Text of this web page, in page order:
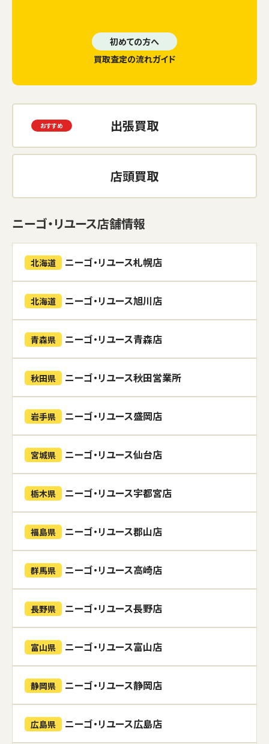
初めての方へ
買取査定の流れガイド
出張買取
店頭買取
ニーゴ・リユース店舗情報
北海道 ニーゴ・リユース札幌店
北海道 ニーゴ・リユース旭川店
青森県 ニーゴ・リユース青森店
秋田県 ニーゴ・リユース秋田営業所
岩手県 ニーゴ・リユース盛岡店
宮城県 ニーゴ・リユース仙台店
栃木県 ニーゴ・リユース宇都宮店
福島県 ニーゴ・リユース郡山店
群馬県 ニーゴ・リユース高崎店
長野県 ニーゴ・リユース長野店
富山県 ニーゴ・リユース富山店
静岡県 ニーゴ・リユース静岡店
広島県 ニーゴ・リユース広島店